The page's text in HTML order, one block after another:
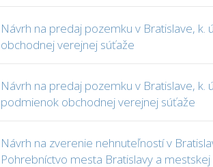
Návrh na predaj pozemku v Bratislave,
obchodnej verejnej súťaže
Návrh na predaj pozemku v Bratislave,
podmienok obchodnej verejnej súťaže
Návrh na zverenie nehnuteľností v
Pohrebníctvo mesta Bratislavy a